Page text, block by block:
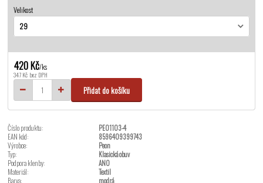
Velikost
420 Kč/ks
347 Kč bez DPH
Přidat do košíku
Číslo produktu:
PEO1103-4
EAN kód:
8596409399743
Výrobce:
Peon
Typ:
Klasická obuv
Podpora klenby:
ANO
Materiál:
Textil
Barva:
modrá